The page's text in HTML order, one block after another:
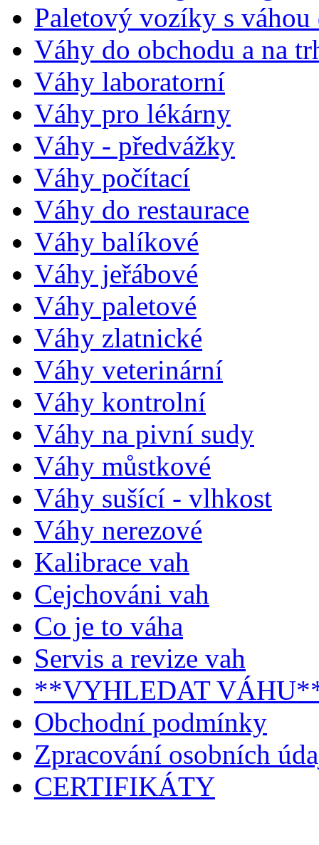
Paletový vozíky s
Váhy do obchodu a na
Váhy laboratorní
Váhy pro lékárny
Váhy - předvážky
Váhy počítací
Váhy do restaurace
Váhy balíkové
Váhy jeřábové
Váhy paletové
Váhy zlatnické
Váhy veterinární
Váhy kontrolní
Váhy na pivní sudy
Váhy můstkové
Váhy sušící - vlhkost
Váhy nerezové
Kalibrace vah
Cejchováni vah
Co je to váha
Servis a revize vah
**VYHLEDAT
Obchodní podmínky
Zpracování osobních
CERTIFIKÁTY